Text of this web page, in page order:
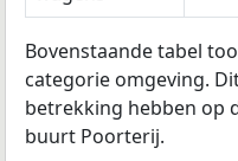
Bovenstaande tabel
categorie omgeving.
betrekking hebben op
buurt Poorterij.